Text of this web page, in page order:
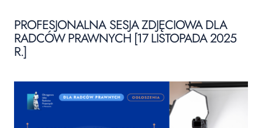
PROFESJONALNA SESJA ZDJĘCIOWA DLA
RADCÓW PRAWNYCH [17 LISTOPADA 2025
R.]